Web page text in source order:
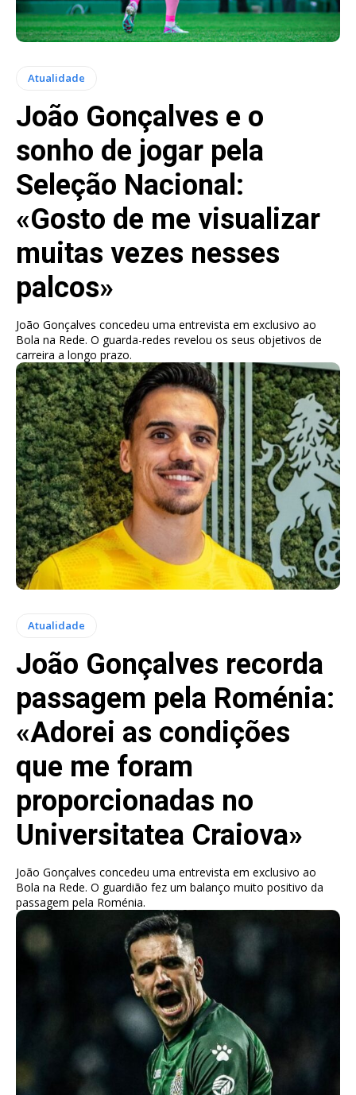
Atualidade
João Gonçalves e o
sonho de jogar pela
Seleção Nacional:
«Gosto de me visualizar
muitas vezes nesses
palcos»
João Gonçalves concedeu uma entrevista em exclusivo ao
Bola na Rede. O guarda-redes revelou os seus objetivos de
carreira a longo prazo.
Atualidade
João Gonçalves recorda
passagem pela Roménia:
«Adorei as condições
que me foram
proporcionadas no
Universitatea Craiova»
João Gonçalves concedeu uma entrevista em exclusivo ao
Bola na Rede. O guardião fez um balanço muito positivo da
passagem pela Roménia.